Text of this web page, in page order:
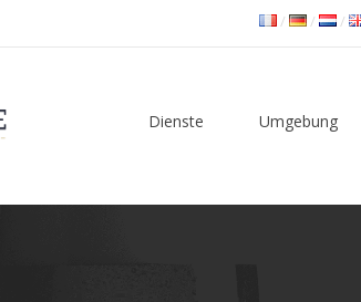
Dienste Umgebung